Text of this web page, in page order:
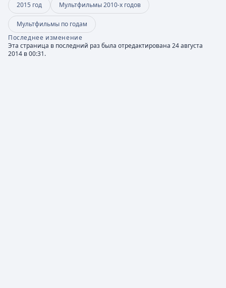
2015 год Мультфильмы 2010-х годов
Мультфильмы по годам
Последнее изменение
Эта страница в последний раз была отредактирована 24 августа
2014 в 00:31.